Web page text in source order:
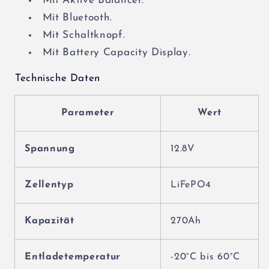
Stromversorgung
mit
Bluetooth
(USt-
nach
§12
S.1
UStG)
Deutschland
Stromversorgung
mit
Bluetooth
(USt-
nach
§12
Abs.3
UStG)
Mit Bluetooth.
Mit Schaltknopf.
Mit Battery Capacity Display.
Technische Daten
Parameter Wert
Spannung 12.8V
Zellentyp LiFePO4
Kapazität 270Ah
Entladetemperatur -20°C bis 60°C